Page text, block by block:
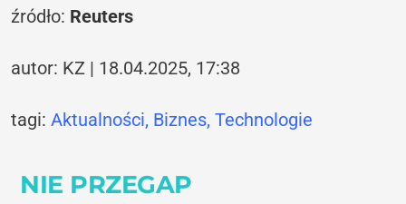
źródło: Reuters
autor: KZ | 18.04.2025, 17:38
tagi:Aktualności, Biznes,Technologie
NIE PRZEGAP